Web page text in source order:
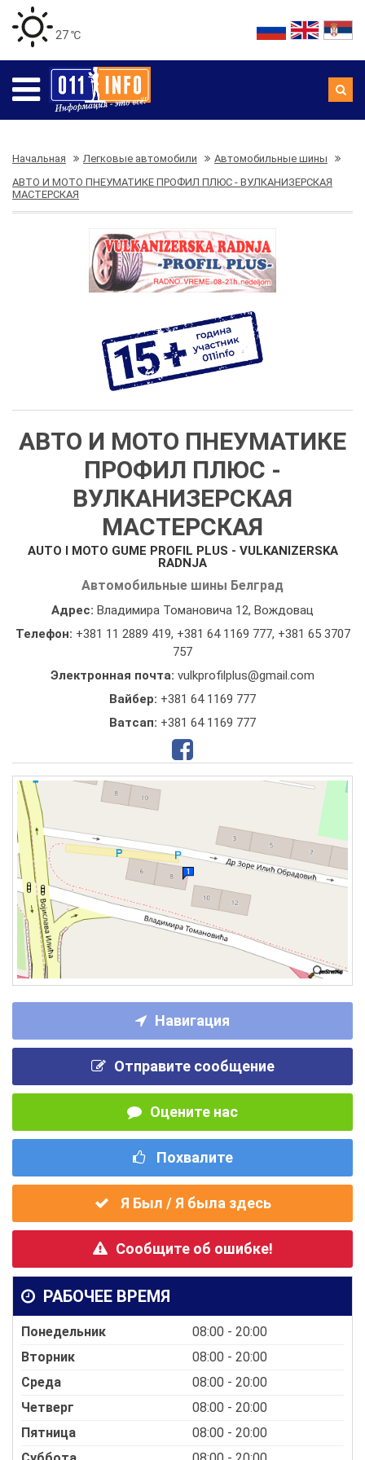
27 ℃
Начальная Легковые автомобили
Автомобильные шины
АВТО И МОТО ПНЕУМАТИКЕ ПРОФИЛ ПЛЮС - ВУЛКАНИЗЕРСКАЯ
МАСТЕРСКАЯ
АВТО И МОТО ПНЕУМАТИКЕ
ПРОФИЛ ПЛЮС -
ВУЛКАНИЗЕРСКАЯ
МАСТЕРСКАЯ
AUTO I MOTO GUME PROFIL PLUS - VULKANIZERSKA
RADNJA
Автомобильные шины Белград
Адрес: Владимира Томановича 12, Вождовац
Телефон: +381 11 2889 419, +381 64 1169 777, +381 65 3707
757
Электронная почта: vulkprofilplus@gmail.com
Вайбер: +381 64 1169 777
Ватсап: +381 64 1169 777
Навигация
Отправите сообщение
Оцените нас
Похвалите
Я Был / Я была здесь
Сообщите об ошибке!
РАБОЧЕЕ ВРЕМЯ
Понедельник
08:00 - 20:00
Вторник
08:00 - 20:00
Среда
08:00 - 20:00
Четверг
08:00 - 20:00
Пятница
08:00 - 20:00